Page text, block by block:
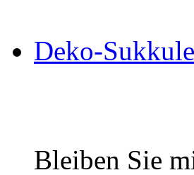
Deko-
Bleiben Sie